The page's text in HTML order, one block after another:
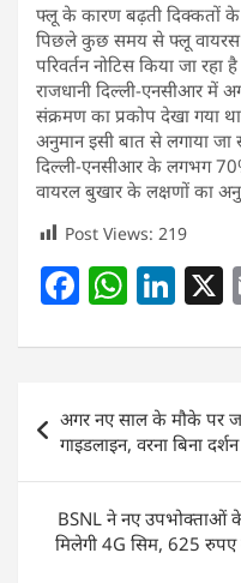
फ्लू के कारण बढ़ती दिक्कतों के
पिछले कुछ समय से फ्लू वायरस
परिवर्तन नोटिस किया जा रहा
राजधानी दिल्ली-एनसीआर में
संक्रमण का प्रकोप देखा गया
अनुमान इसी बात से लगाया जा
दिल्ली-एनसीआर के लगभग
वायरल बुखार के लक्षणों का
Post Views: 219
F
c
e
b
o
o
k
W
at
s
A
p
p
Li
k
e
dI
n
navigation
अगर नए साल के मौके पर
गाइडलाइन, वरना बिना
BSNL ने नए उपभोक्ताओं
मिलेगी 4G सिम, 625